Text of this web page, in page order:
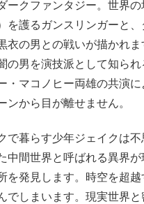
ークファンタジー。世界
を護るガンスリンガーと
衣の男との戦いが描かれ
の男を演技派として知ら
・マコノヒー両雄の共演
ンから目が離せません。
で暮らす少年ジェイクは
中間世界と呼ばれる異界
を発見します。時空を超
でしまいます。現実世界